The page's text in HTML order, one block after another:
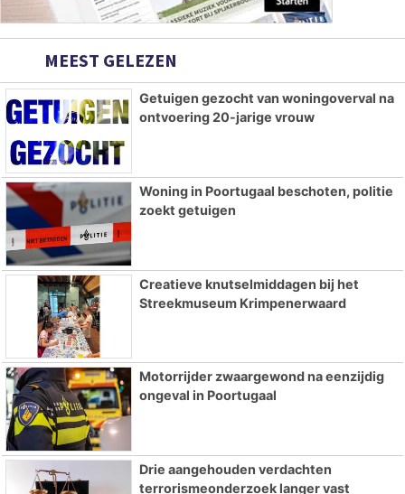
MEEST GELEZEN
Getuigen gezocht van woningoverval na
ontvoering 20-jarige vrouw
Woning in Poortugaal beschoten, politie
zoekt getuigen
Creatieve knutselmiddagen bij het
Streekmuseum Krimpenerwaard
Motorrijder zwaargewond na eenzijdig
ongeval in Poortugaal
Drie aangehouden verdachten
terrorismeonderzoek langer vast